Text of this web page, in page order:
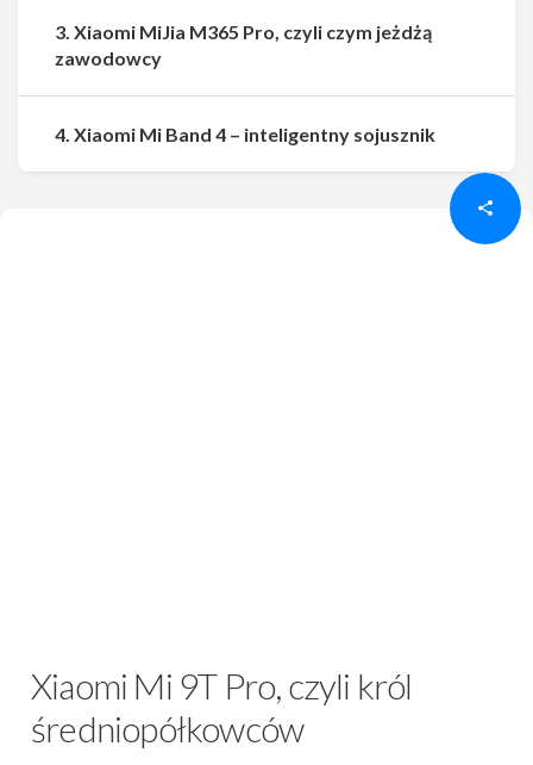
Udostępnij Udostępnij
Xiaomi Mi 9T Pro, czyli król
średniopółkowców
3. Xiaomi MiJia M365 Pro, czyli czym jeżdżą
zawodowcy
4. Xiaomi Mi Band 4 – inteligentny sojusznik